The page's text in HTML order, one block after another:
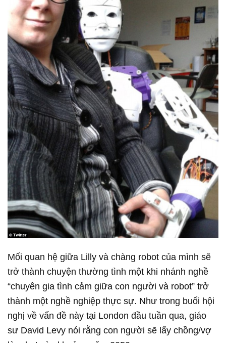
Mối quan hệ giữa Lilly và chàng robot của mình sẽ
trở thành chuyện thường tình một khi nhánh nghề
“chuyên gia tình cảm giữa con người và robot” trở
thành một nghề nghiệp thực sự. Như trong buổi hội
nghị về vấn đề này tại London đầu tuần qua, giáo
sư David Levy nói rằng con người sẽ lấy chồng/vợ